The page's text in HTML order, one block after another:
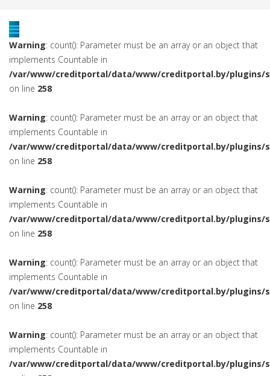
Warning: count(): Parameter must be an array or an object that
implements Countable in
/var/www/creditportal/data/www/creditportal.by/plugins/
on line 258
Warning: count(): Parameter must be an array or an object that
implements Countable in
/var/www/creditportal/data/www/creditportal.by/plugins/
on line 258
Warning: count(): Parameter must be an array or an object that
implements Countable in
/var/www/creditportal/data/www/creditportal.by/plugins/
on line 258
Warning: count(): Parameter must be an array or an object that
implements Countable in
/var/www/creditportal/data/www/creditportal.by/plugins/
on line 258
Warning: count(): Parameter must be an array or an object that
implements Countable in
/var/www/creditportal/data/www/creditportal.by/plugins/